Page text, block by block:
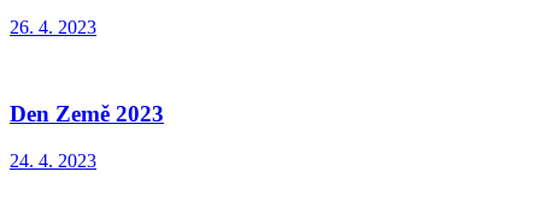
26. 4. 2023
Den Země 2023
24. 4. 2023